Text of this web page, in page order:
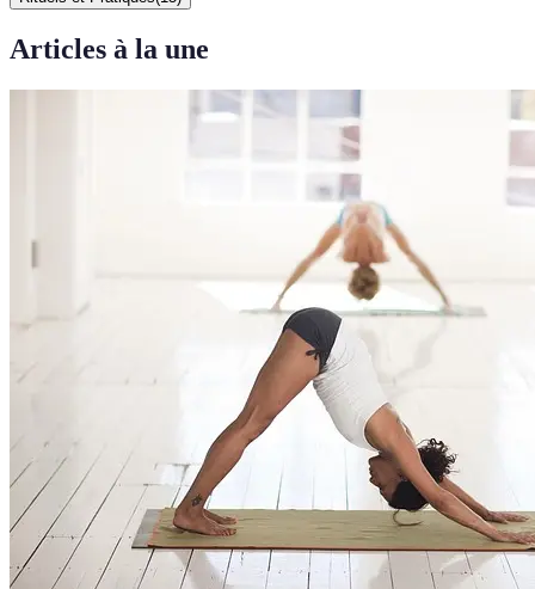
Articles à la une